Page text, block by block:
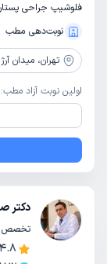
فلوشیپ جراحی
نوبت‌دهی مطب
تهران، میدان آرژانتین،
اولین نوبت آزاد مطب:
دکتر
تخصص
4.8